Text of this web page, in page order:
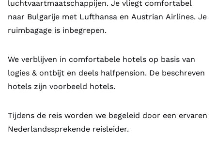
luchtvaartmaatschappijen. Je vliegt comfortabel
naar Bulgarije met Lufthansa en Austrian Airlines. Je
ruimbagage is inbegrepen.
We verblijven in comfortabele hotels op basis van
logies & ontbijt en deels halfpension. De beschreven
hotels zijn voorbeeld hotels.
Tijdens de reis worden we begeleid door een ervaren
Nederlandssprekende reisleider.